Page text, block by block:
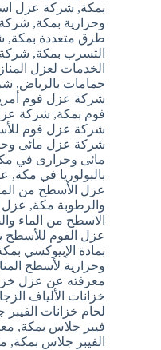
بمكة, شركة عزل
وحرارية بمكة,
طرق متعددة بمكة,
التسرب بمكة,
الخدمات لعزل
حمامات بالرياض,
شركة عزل فوم
فوم بمكة, شركة عزل
شركة عزل فوم
شركة عزل مائى
مائى وحرارى في
بالبولوريا في مكة,
عزل الأسطح من
والرطوبة مكة, عزل
الاسطح من الماء
عزل الفوم للأسطح
بمادة الإبيوكسي
وحرارية لأسطح
معرفته عن عزل
خزانات الألياف
لحام خزانات
فيبر جلاس بمكة,
الفيبر جلاس بمكة,